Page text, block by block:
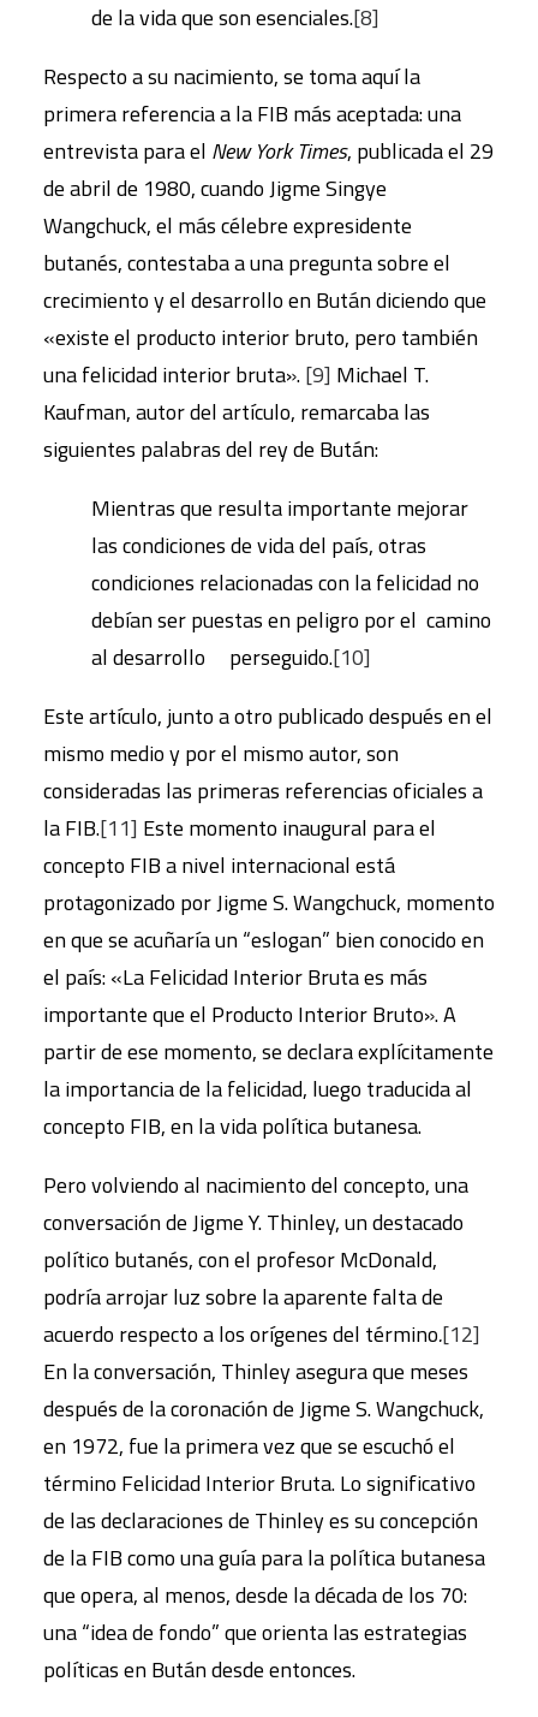
de la vida que son esenciales.[8]
Respecto a su nacimiento, se toma aquí la
primera referencia a la FIB más aceptada: una
entrevista para el New York Times, publicada el 29
de abril de 1980, cuando Jigme Singye
Wangchuck, el más célebre expresidente
butanés, contestaba a una pregunta sobre el
crecimiento y el desarrollo en Bután diciendo que
«existe el producto interior bruto, pero también
una felicidad interior bruta».[9] Michael T.
Kaufman, autor del artículo, remarcaba las
siguientes palabras del rey de Bután:
Mientras que resulta importante mejorar
las condiciones de vida del país, otras
condiciones relacionadas con la felicidad no
debían ser puestas en peligro por el camino
al desarrollo perseguido.[10]
Este artículo, junto a otro publicado después en el
mismo medio y por el mismo autor, son
consideradas las primeras referencias oficiales a
la FIB.[11] Este momento inaugural para el
concepto FIB a nivel internacional está
protagonizado por Jigme S. Wangchuck, momento
en que se acuñaría un “eslogan” bien conocido en
el país: «La Felicidad Interior Bruta es más
importante que el Producto Interior Bruto». A
partir de ese momento, se declara explícitamente
la importancia de la felicidad, luego traducida al
concepto FIB, en la vida política butanesa.
Pero volviendo al nacimiento del concepto, una
conversación de Jigme Y. Thinley, un destacado
político butanés, con el profesor McDonald,
podría arrojar luz sobre la aparente falta de
acuerdo respecto a los orígenes del término.[12]
En la conversación, Thinley asegura que meses
después de la coronación de Jigme S. Wangchuck,
en 1972, fue la primera vez que se escuchó el
término Felicidad Interior Bruta. Lo significativo
de las declaraciones de Thinley es su concepción
de la FIB como una guía para la política butanesa
que opera, al menos, desde la década de los 70:
una “idea de fondo” que orienta las estrategias
políticas en Bután desde entonces.